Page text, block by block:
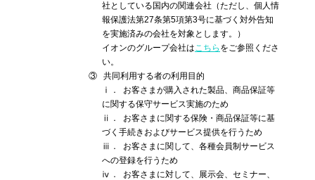
社としている国内の関連会社（ただし、個人情
報保護法第27条第5項第3号に基づく対外告知
を実施済みの会社を対象とします。）
イオンのグループ会社はこちら をご参照くださ
い。
③
共同利用する者の利用目的
ⅰ．
お客さまが購入された製品、商品保証等
に関する保守サービス実施のため
ⅱ．
お客さまに関する保険・商品保証等に基
づく手続きおよびサービス提供を行うため
ⅲ．
お客さまに関して、各種会員制サービス
への登録を行うため
ⅳ．
お客さまに対して、展示会、セミナー、